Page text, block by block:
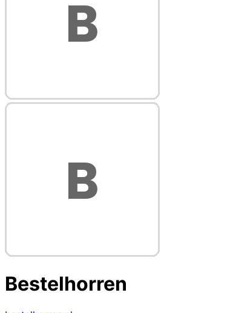
Bestelhorren